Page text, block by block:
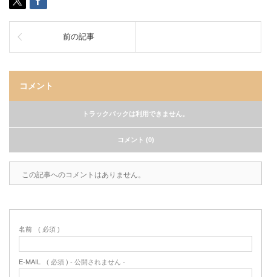
前の記事
コメント
トラックバックは利用できません。
コメント (0)
この記事へのコメントはありません。
名前 ( 必須 )
E-MAIL ( 必須 ) - 公開されません -